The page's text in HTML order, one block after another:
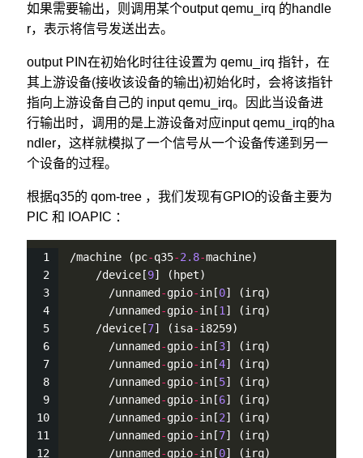
如果需要输出，则调用某个output qemu_irq 的handle
r，表示将信号发送出去。
output PIN在初始化时往往设置为 qemu_irq 指针，在
其上游设备(接收该设备的输出)初始化时，会将该指针
指向上游设备自己的 input qemu_irq。因此当设备进
行输出时，调用的是上游设备对应input qemu_irq的ha
ndler，这样就模拟了一个信号从一个设备传递到另一
个设备的过程。
根据q35的 qom-tree ，我们发现有GPIO的设备主要为
PIC 和 IOAPIC ：
/machine (pc-q35-2.8-machine)
    /device[
9] (hpet)
      /unnamed
-gpio-in[0] (irq)
      /unnamed
-gpio-in[1 ] (irq)
    /device[
7] (isa-i8259)
      /unnamed
-gpio-in[3] (irq)
      /unnamed
-gpio-in[4] (irq)
      /unnamed
-gpio-in[5] (irq)
      /unnamed
-gpio-in[6] (irq)
      /unnamed
-gpio-in[2] (irq)
      /unnamed
-gpio-in[7] (irq)
      /unnamed
-gpio-in[0] (irq)